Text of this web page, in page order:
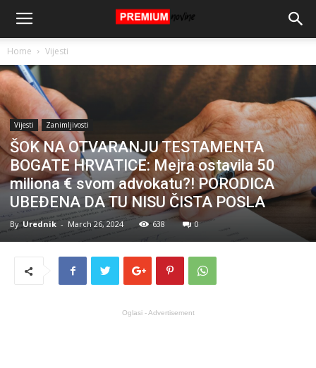
Home Vijesti
Vijesti Zanimljivosti
ŠOK NA OTVARANJU TESTAMENTA
BOGATE HRVATICE: Mejra ostavila 50
miliona € svom advokatu?! PORODICA
UBEĐENA DA TU NISU ČISTA POSLA
By Urednik - March 26, 2024 638 0
Oglasi - Advertisement